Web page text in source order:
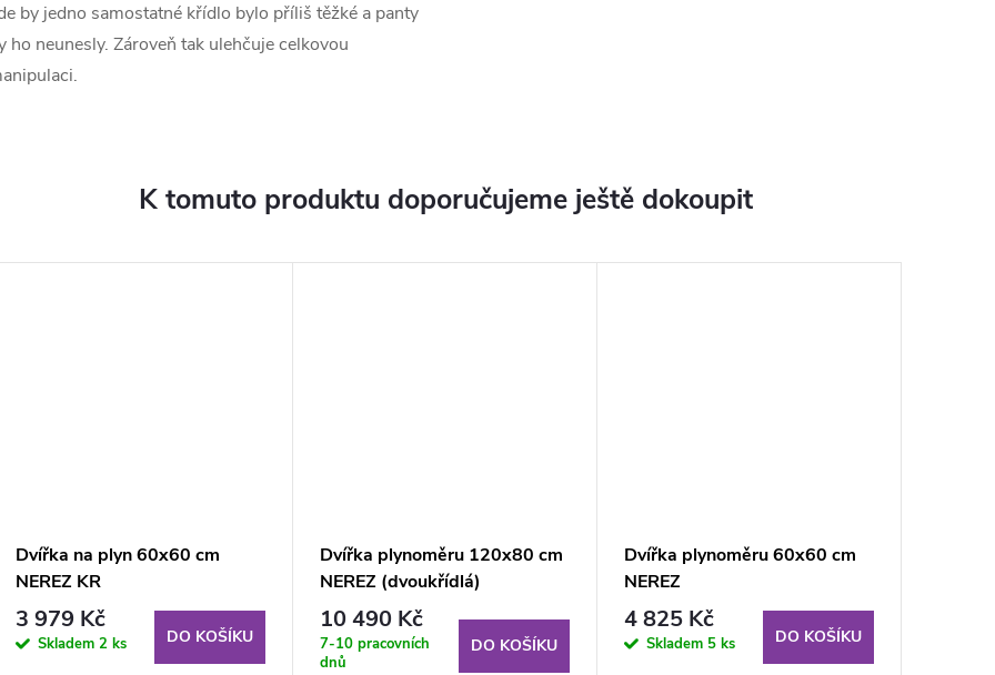
by jedno samostatné křídlo bylo příliš těžké a panty
ho neunesly. Zároveň tak ulehčuje celkovou
K tomuto produktu doporučujeme ještě dokoupit
Dvířka na plyn 60x60 cm
NEREZ KR
3 979 Kč
Skladem 2 ks DO KOŠÍKU
Dvířka plynoměru 120x80 cm
NEREZ (dvoukřídlá)
10 490 Kč
7-10 pracovních
dnů
DO KOŠÍKU
Dvířka plynoměru 60x60 cm
NEREZ
4 825 Kč
Skladem 5 ks DO KOŠÍKU